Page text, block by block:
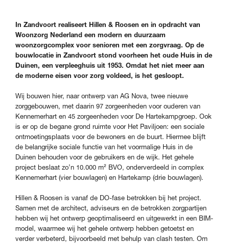
In Zandvoort realiseert Hillen & Roosen en in opdracht van
Woonzorg Nederland een modern en duurzaam
woonzorgcomplex voor senioren met een zorgvraag. Op de
bouwlocatie in Zandvoort stond voorheen het oude Huis in de
Duinen, een verpleeghuis uit 1953. Omdat het niet meer aan
de moderne eisen voor zorg voldeed, is het gesloopt.
Wij bouwen hier, naar ontwerp van AG Nova, twee nieuwe
zorggebouwen, met daarin 97 zorgeenheden voor ouderen van
Kennemerhart en 45 zorgeenheden voor De Hartekampgroep. Ook
is er op de begane grond ruimte voor Het Paviljoen: een sociale
ontmoetingsplaats voor de bewoners en de buurt. Hiermee blijft
de belangrijke sociale functie van het voormalige Huis in de
Duinen behouden voor de gebruikers en de wijk. Het gehele
project beslaat zo’n 10.000 m² BVO, onderverdeeld in complex
Kennemerhart (vier bouwlagen) en Hartekamp (drie bouwlagen).
Hillen & Roosen is vanaf de DO-fase betrokken bij het project.
Samen met de architect, adviseurs en de betrokken zorgpartijen
hebben wij het ontwerp geoptimaliseerd en uitgewerkt in een BIM-
model, waarmee wij het gehele ontwerp hebben getoetst en
verder verbeterd, bijvoorbeeld met behulp van clash testen. Om